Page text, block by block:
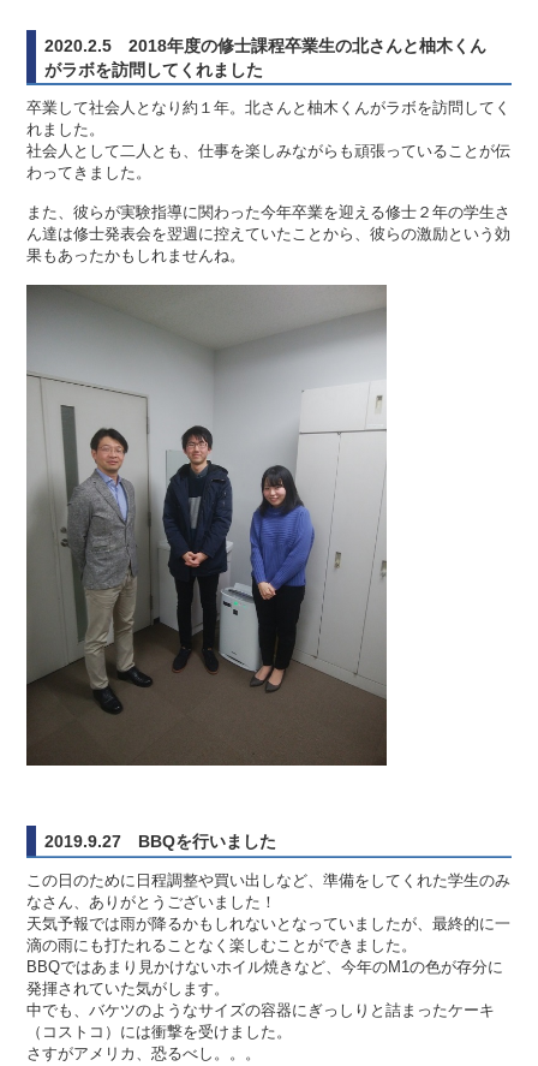
2020.2.5 2018年度の修士課程卒業生の北さんと柚木くん
がラボを訪問してくれました
卒業して社会人となり約１年。北さんと柚木くんがラボを訪問してく
れました。
社会人として二人とも、仕事を楽しみながらも頑張っていることが伝
わってきました。
また、彼らが実験指導に関わった今年卒業を迎える修士２年の学生さ
ん達は修士発表会を翌週に控えていたことから、彼らの激励という効
果もあったかもしれませんね。
2019.9.27 BBQを行いました
この日のために日程調整や買い出しなど、準備をしてくれた学生のみ
なさん、ありがとうございました！
天気予報では雨が降るかもしれないとなっていましたが、最終的に一
滴の雨にも打たれることなく楽しむことができました。
BBQではあまり見かけないホイル焼きなど、今年のM1の色が存分に
発揮されていた気がします。
中でも、バケツのようなサイズの容器にぎっしりと詰まったケーキ
（コストコ）には衝撃を受けました。
さすがアメリカ、恐るべし。。。